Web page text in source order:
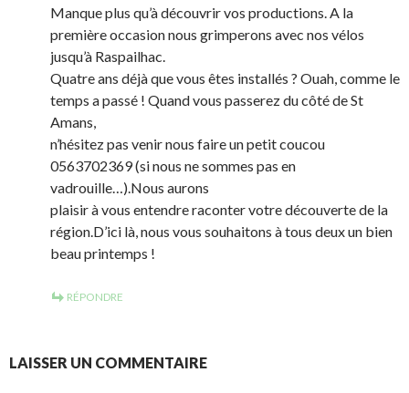
Manque plus qu’à découvrir vos productions. A la
première occasion nous grimperons avec nos vélos
jusqu’à Raspailhac.
Quatre ans déjà que vous êtes installés ? Ouah, comme le
temps a passé ! Quand vous passerez du côté de St
Amans,
n’hésitez pas venir nous faire un petit coucou
0563702369 (si nous ne sommes pas en
vadrouille…).Nous aurons
plaisir à vous entendre raconter votre découverte de la
région.D’ici là, nous vous souhaitons à tous deux un bien
beau printemps !
RÉPONDRE
LAISSER UN COMMENTAIRE